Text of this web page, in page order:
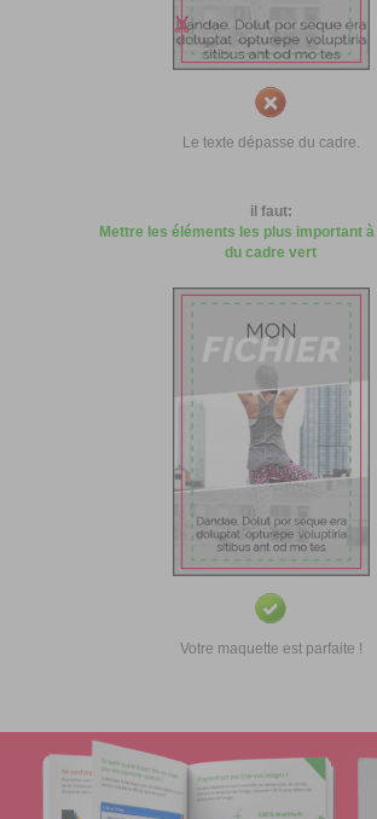
Le texte dépasse du cadre.
il faut:
Mettre les éléments les plus important
du cadre vert
Votre maquette est parfaite !